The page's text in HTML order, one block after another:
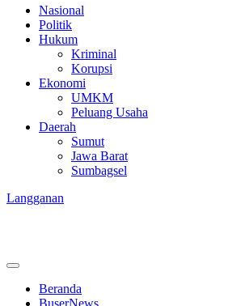
Nasional
Politik
Hukum
Kriminal
Korupsi
Ekonomi
UMKM
Peluang Usaha
Daerah
Sumut
Jawa Barat
Sumbagsel
Langganan
Beranda
BuserNews